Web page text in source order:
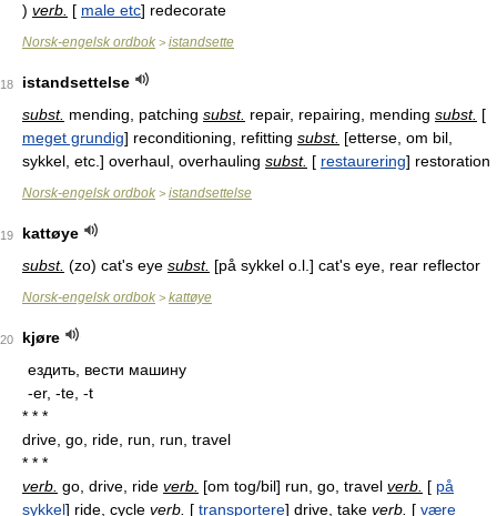
) verb. [ male etc] redecorate
Norsk-engelsk ordbok > istandsette
18
istandsettelse
subst. mending, patching subst. repair, repairing, mending subst. [
meget grundig] reconditioning, refitting subst. [etterse, om bil,
sykkel, etc. ] overhaul, overhauling subst. [ restaurering] restoration
Norsk-engelsk ordbok > istandsettelse
19
kattøye
subst. (zo) cat's eye subst. [på sykkel o.l. ] cat's eye, rear reflector
Norsk-engelsk ordbok > kattøye
20
kjøre
ездить, вести машину
-er, -te, -t
* * *
drive, go, ride, run, run, travel
* * *
verb. go, drive, ride verb. [om tog/bil] run, go, travel verb. [ på
sykkel] ride, cycle verb. [ transportere] drive, take verb. [ være